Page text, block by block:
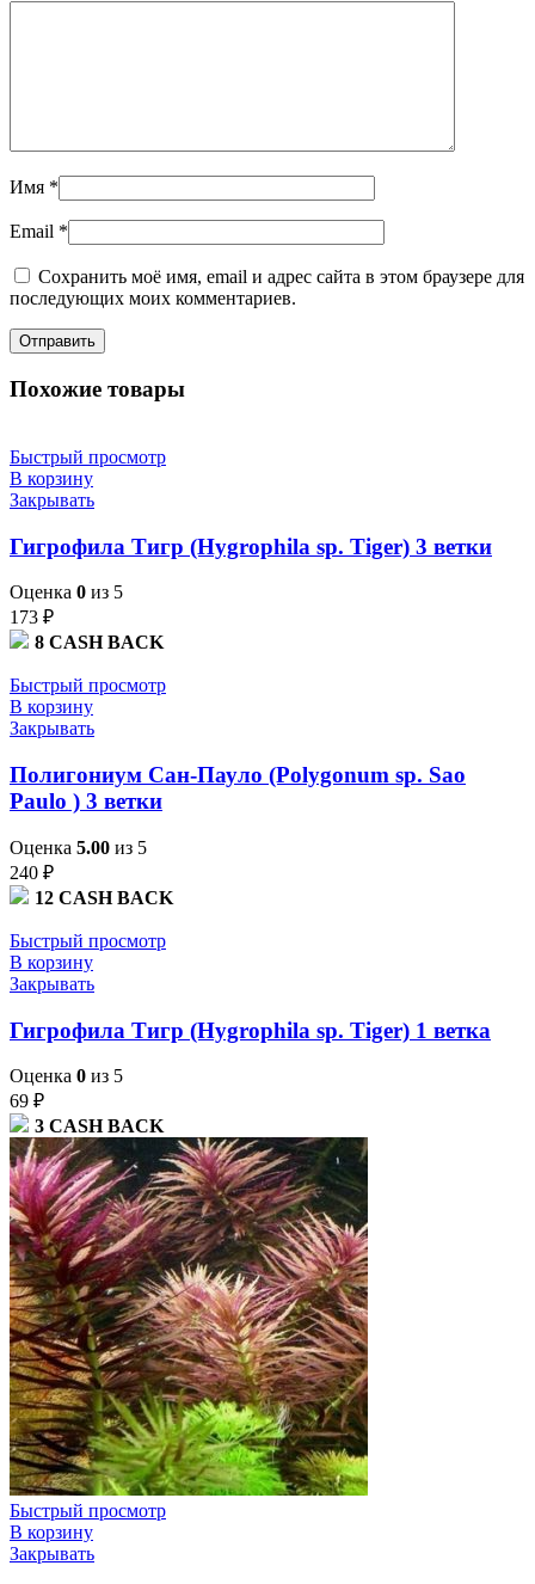
Имя *
Email *
Сохранить моё имя, email и адрес сайта в этом браузере для
последующих моих комментариев.
Похожие товары
Быстрый просмотр
В корзину
Закрывать
Гигрофила Тигр (Hygrophila sp. Tiger) 3 ветки
Оценка 0 из 5
173 ₽
8 CASH BACK
Быстрый просмотр
В корзину
Закрывать
Полигониум Сан-Пауло (Polygonum sp. Sao
Paulo ) 3 ветки
Оценка 5.00 из 5
240 ₽
12 CASH BACK
Быстрый просмотр
В корзину
Закрывать
Гигрофила Тигр (Hygrophila sp. Tiger) 1 ветка
Оценка 0 из 5
69 ₽
3 CASH BACK
Быстрый просмотр
В корзину
Закрывать